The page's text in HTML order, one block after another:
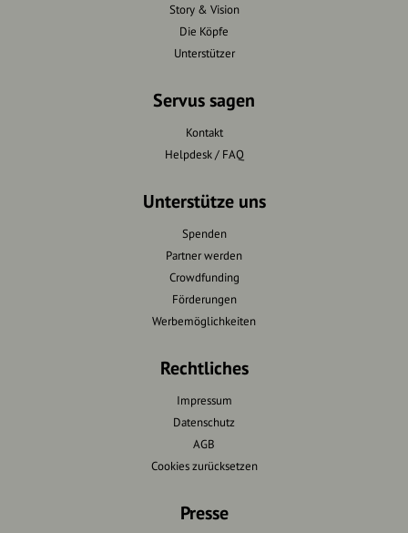
Story & Vision
Die Köpfe
Unterstützer
Servus sagen
Kontakt
Helpdesk / FAQ
Unterstütze uns
Spenden
Partner werden
Crowdfunding
Förderungen
Werbemöglichkeiten
Rechtliches
Impressum
Datenschutz
AGB
Cookies zurücksetzen
Presse